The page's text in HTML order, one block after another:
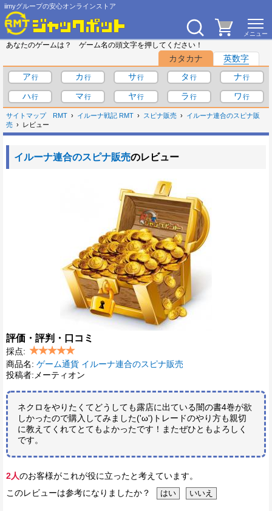
iimyグループの安心オンラインストア
あなたのゲームは？ ゲーム名の頭文字を押してください！
カタカナ
英数字
ア
カ サ タ
ナ
ハ
マ ヤ ラ ワ
サイトマップ RMT イルーナ戦記 RMT スピナ販売
イルーナ連合のスピナ販
売
レビュー
イルーナ連合のスピナ販売のレビュー
評価・評判・口コミ
採点:
商品名: ゲーム通貨 イルーナ連合のスピナ販売
投稿者:メーティオン
ネクロをやりたくてどうしても露店に出ている闇の書4巻が欲
しかったので購入してみました('ω')トレードのやり方も親切
に教えてくれてとてもよかったです！またぜひともよろしく
です。
2人のお客様がこれが役に立ったと考えています。
このレビューは参考になりましたか？